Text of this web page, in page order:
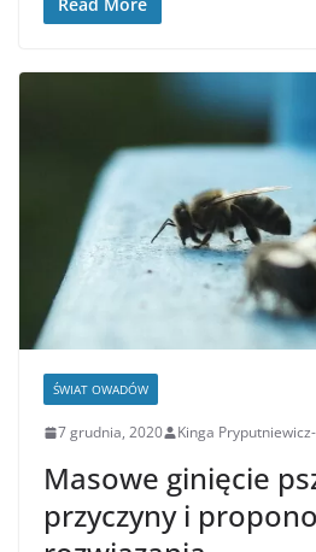
ŚWIAT OWADÓW
7 grudnia, 2020 Kinga
Masowe ginięcie
przyczyny i